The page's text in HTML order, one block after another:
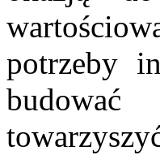
potrzeby
budować